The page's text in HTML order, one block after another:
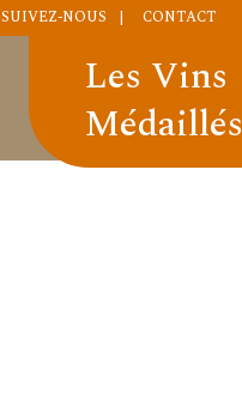
SUIVEZ-NOUS CONTACT
Les Vins
Médaillés